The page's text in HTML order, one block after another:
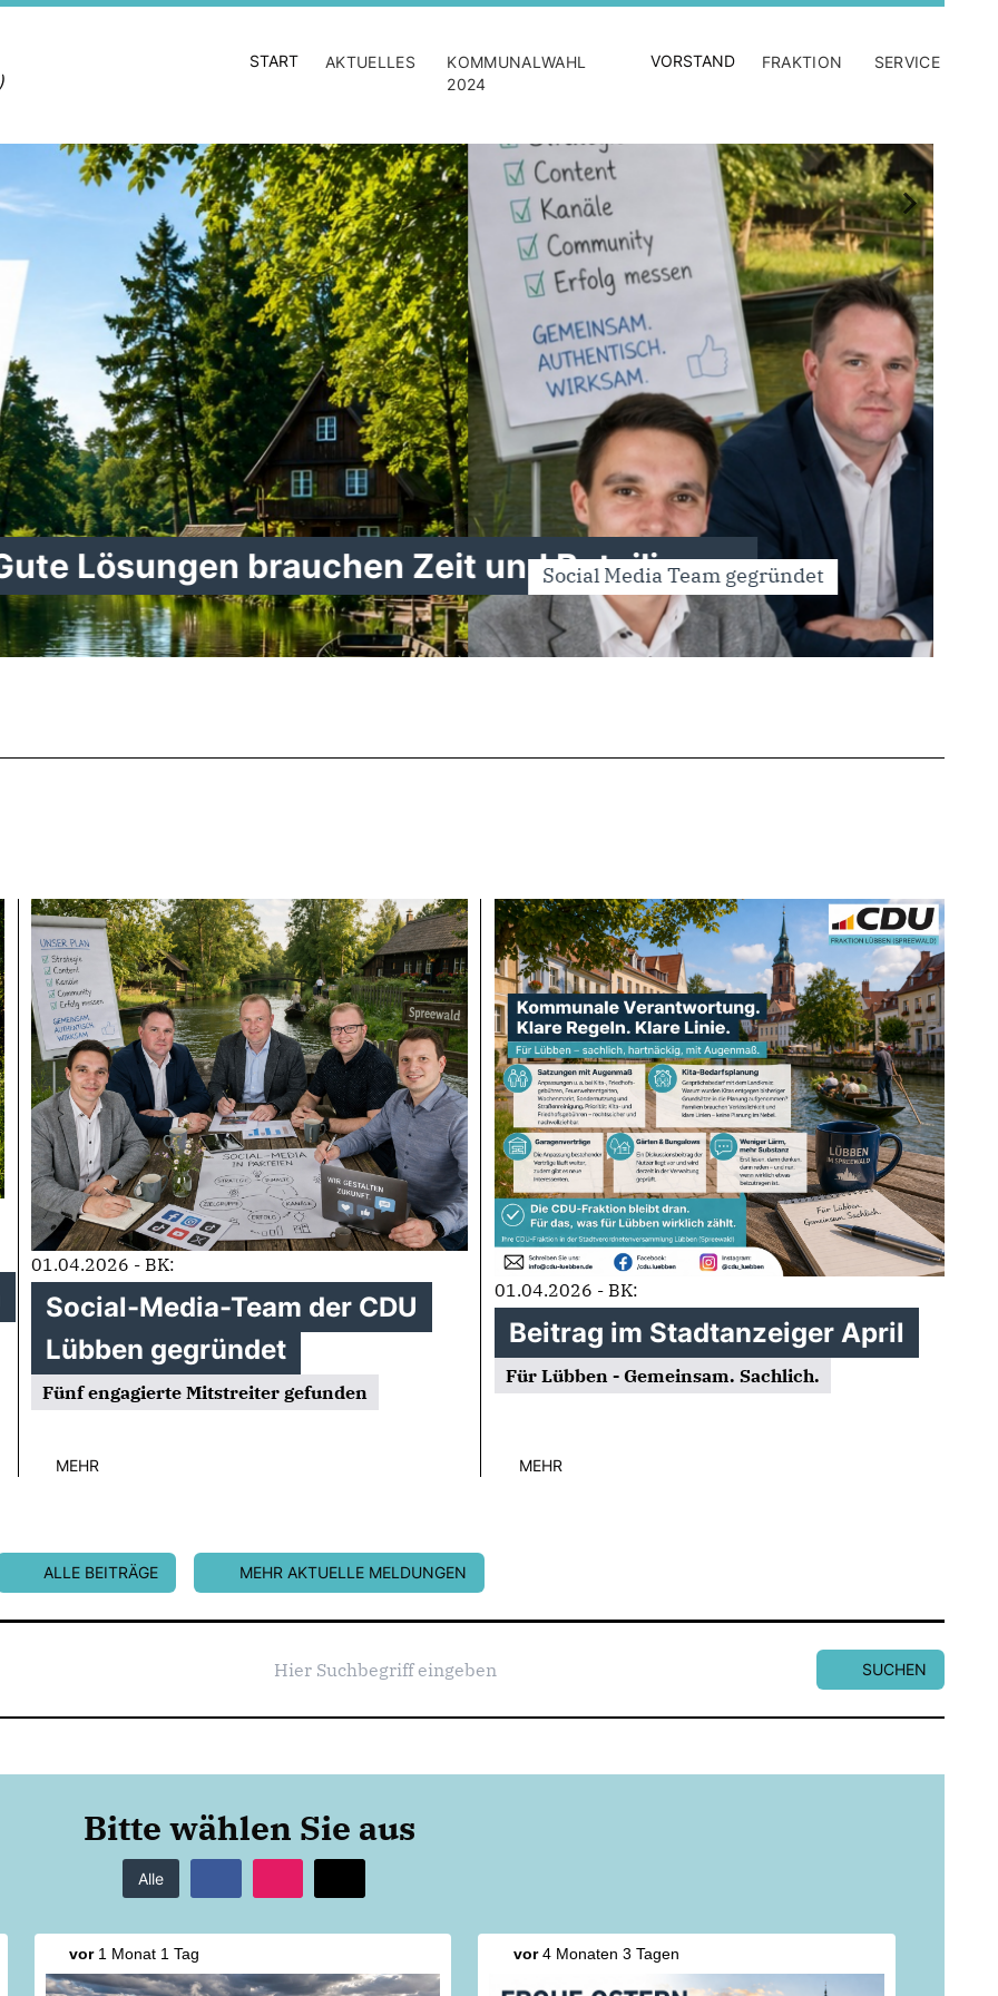
START AKTUELLES
KOMMUNALWAHL
2024
VORSTAND FRAKTION SERVICE
01.04.2026 - BK:
Social-Media-Team der CDU
Lübben gegründet
Fünf engagierte Mitstreiter gefunden
MEHR
01.04.2026 - BK:
Beitrag im Stadtanzeiger April
Für Lübben - Gemeinsam. Sachlich.
MEHR
ALLE BEITRÄGE MEHR AKTUELLE MELDUNGEN
SUCHEN
Bitte wählen Sie aus
Alle
vor1 Monat 1 Tag vor4 Monaten 3 Tagen